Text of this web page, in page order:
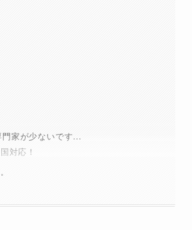
門家が少ないです…
対応！